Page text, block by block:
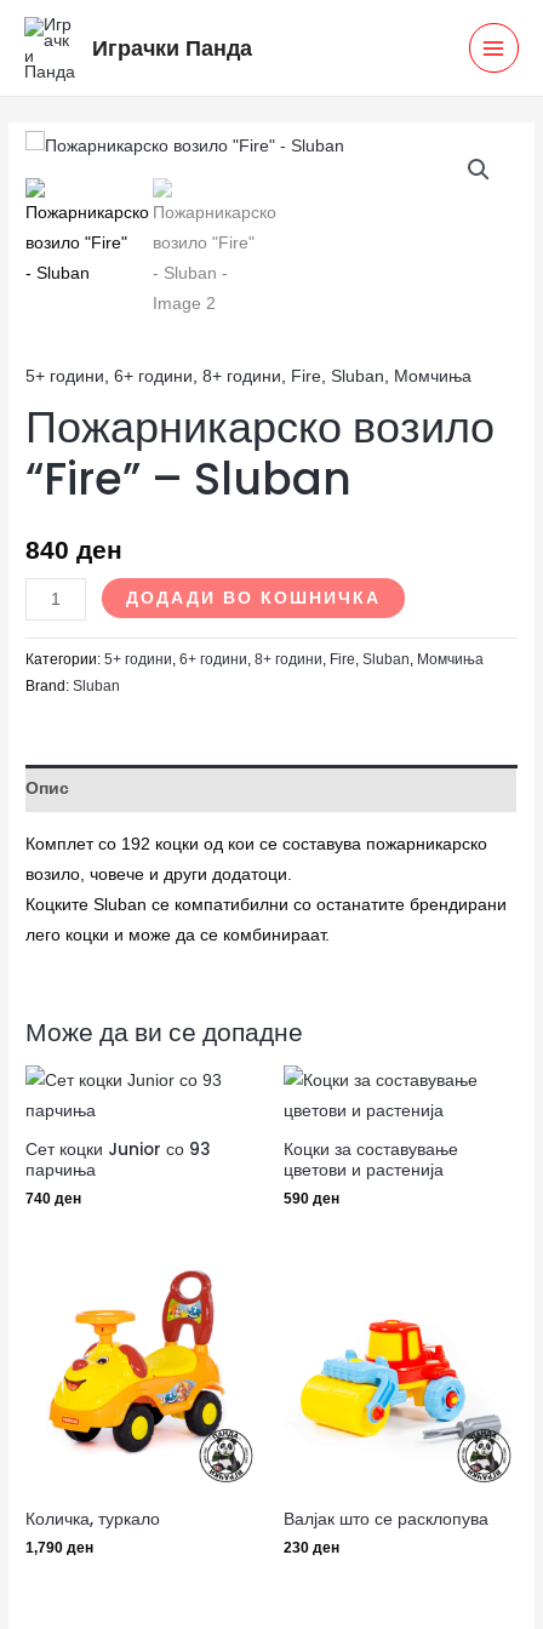
Skip
content
Играчки Панда
5+ години ,6+ години ,8+ години Fire ,Sluban Момчиња
Пожарникарско возило
“Fire” – Sluban
840ден
Пожарникарско
возило
"Fire"
-
Sluban
ДОДАДИ ВО КОШНИЧКА
Категории:5+ години ,6+ години ,8+ години Fire ,Sluban Момчиња
Brand:Sluban
Опис
Комплет со 192 коцки од кои се составува пожарникарско
возило, човече и други додатоци.
Коцките Sluban се компатибилни со останатите брендирани
лего коцки и може да се комбинираат.
Може да ви се допадне
Сет коцки Junior со 93
парчиња
740ден
Коцки за составување
цветови и растенија
590 ден
Количка, туркало
1,790ден
Валјак што се расклопува
230 ден